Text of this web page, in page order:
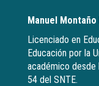
Manuel
Licenciado en
Educación por la
académico desde
54 del SNTE.